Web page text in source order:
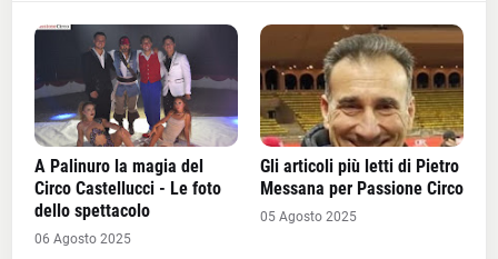
A Palinuro la magia del
Circo Castellucci - Le foto
dello spettacolo
06 Agosto 2025
Gli articoli più letti di Pietro
Messana per Passione Circo
05 Agosto 2025